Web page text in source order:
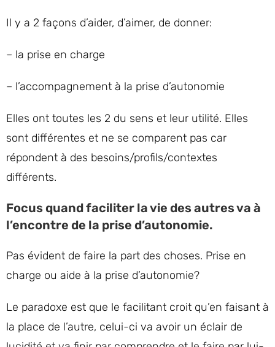
Il y a 2 façons d’aider, d’aimer, de donner:
– la prise en charge
– l’accompagnement à la prise d’autonomie
Elles ont toutes les 2 du sens et leur utilité. Elles
sont différentes et ne se comparent pas car
répondent à des besoins/profils/contextes
différents.
Focus quand faciliter la vie des autres va à
l’encontre de la prise d’autonomie.
Pas évident de faire la part des choses. Prise en
charge ou aide à la prise d’autonomie?
Le paradoxe est que le facilitant croit qu’en faisant à
la place de l’autre, celui-ci va avoir un éclair de